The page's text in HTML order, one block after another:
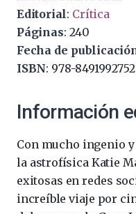
Editorial: Crítica
Páginas: 240
Fecha de
ISBN: 978-8491992752
Información
Con mucho ingenio
la astrofísica Katie
exitosas en redes
increíble viaje por